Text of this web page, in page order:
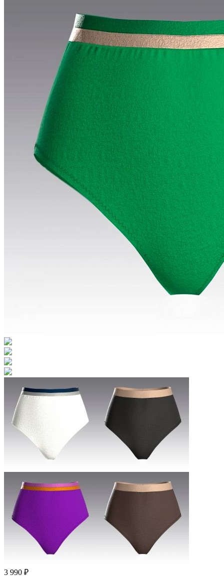
3 990 ₽